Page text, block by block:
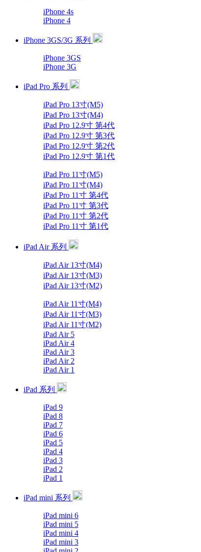
iPhone 4s
iPhone 4
iPhone 3GS/3G 系列
iPhone 3GS
iPhone 3G
iPad Pro 系列
iPad Pro 13寸(M5)
iPad Pro 13寸(M4)
iPad Pro 12.9寸 第4代
iPad Pro 12.9寸 第3代
iPad Pro 12.9寸 第2代
iPad Pro 12.9寸 第1代
iPad Pro 11寸(M5)
iPad Pro 11寸(M4)
iPad Pro 11寸 第4代
iPad Pro 11寸 第3代
iPad Pro 11寸 第2代
iPad Pro 11寸 第1代
iPad Air 系列
iPad Air 13寸(M4)
iPad Air 13寸(M3)
iPad Air 13寸(M2)
iPad Air 11寸(M4)
iPad Air 11寸(M3)
iPad Air 11寸(M2)
iPad Air 5
iPad Air 4
iPad Air 3
iPad Air 2
iPad Air 1
iPad 系列
iPad 9
iPad 8
iPad 7
iPad 6
iPad 5
iPad 4
iPad 3
iPad 2
iPad 1
iPad mini 系列
iPad mini 6
iPad mini 5
iPad mini 4
iPad mini 3